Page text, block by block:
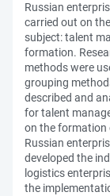
Russian
carried out on
subject: talent
formation.
methods were
grouping
described and
for talent
on the formation
Russian
developed the
logistics
the